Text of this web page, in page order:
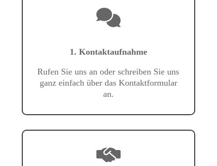
1. Kontaktaufnahme
Rufen Sie uns an oder schreiben Sie uns
ganz einfach über das Kontaktformular
an.